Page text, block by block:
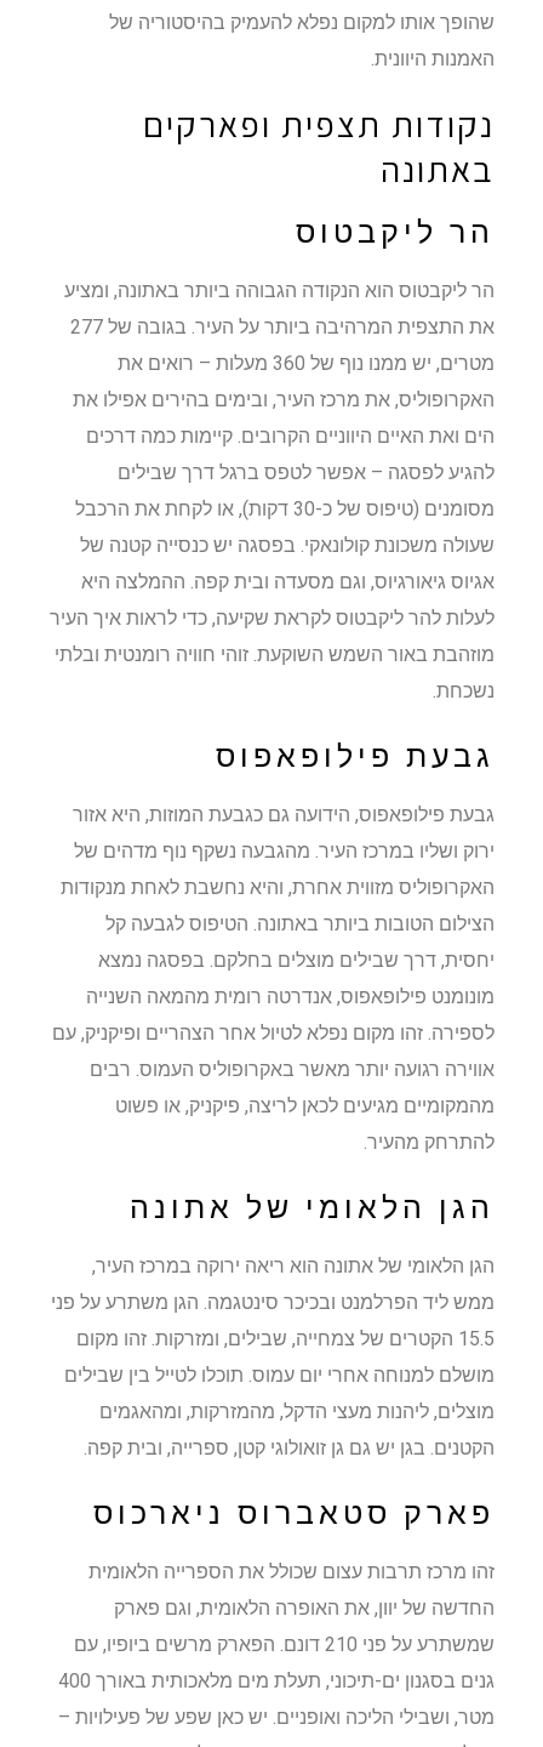
שהופך אותו למקום נפלא להעמיק בהיסטוריה של
האמנות היוונית.
נקודות תצפית ופארקים
באתונה
הר ליקבטוס
הר ליקבטוס הוא הנקודה הגבוהה ביותר באתונה, ומציע
את התצפית המרהיבה ביותר על העיר. בגובה של 277
מטרים, יש ממנו נוף של 360 מעלות – רואים את
האקרופוליס, את מרכז העיר, ובימים בהירים אפילו את
הים ואת האיים היווניים הקרובים. קיימות כמה דרכים
להגיע לפסגה – אפשר לטפס ברגל דרך שבילים
מסומנים (טיפוס של כ-30 דקות), או לקחת את הרכבל
שעולה משכונת קולונאקי. בפסגה יש כנסייה קטנה של
אגיוס גיאורגיוס, וגם מסעדה ובית קפה. ההמלצה היא
לעלות להר ליקבטוס לקראת שקיעה, כדי לראות איך העיר
מוזהבת באור השמש השוקעת. זוהי חוויה רומנטית ובלתי
נשכחת.
גבעת פילופאפוס
גבעת פילופאפוס, הידועה גם כגבעת המוזות, היא אזור
ירוק ושליו במרכז העיר. מהגבעה נשקף נוף מדהים של
האקרופוליס מזווית אחרת, והיא נחשבת לאחת מנקודות
הצילום הטובות ביותר באתונה. הטיפוס לגבעה קל
יחסית, דרך שבילים מוצלים בחלקם. בפסגה נמצא
מונומנט פילופאפוס, אנדרטה רומית מהמאה השנייה
לספירה. זהו מקום נפלא לטיול אחר הצהריים ופיקניק, עם
אווירה רגועה יותר מאשר באקרופוליס העמוס. רבים
מהמקומיים מגיעים לכאן לריצה, פיקניק, או פשוט
להתרחק מהעיר.
הגן הלאומי של אתונה
הגן הלאומי של אתונה הוא ריאה ירוקה במרכז העיר,
ממש ליד הפרלמנט ובכיכר סינטגמה. הגן משתרע על פני
15.5 הקטרים של צמחייה, שבילים, ומזרקות. זהו מקום
מושלם למנוחה אחרי יום עמוס. תוכלו לטייל בין שבילים
מוצלים, ליהנות מעצי הדקל, מהמזרקות, ומהאגמים
הקטנים. בגן יש גם גן זואולוגי קטן, ספרייה, ובית קפה.
פארק סטאברוס ניארכוס
זהו מרכז תרבות עצום שכולל את הספרייה הלאומית
החדשה של יוון, את האופרה הלאומית, וגם פארק
שמשתרע על פני 210 דונם. הפארק מרשים ביופיו, עם
גנים בסגנון ים-תיכוני, תעלת מים מלאכותית באורך 400
מטר, ושבילי הליכה ואופניים. יש כאן שפע של פעילויות –